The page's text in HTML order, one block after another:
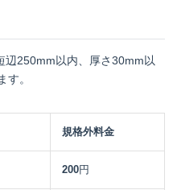
辺250mm以内、厚さ30mm以
す。
規格外料金
200円